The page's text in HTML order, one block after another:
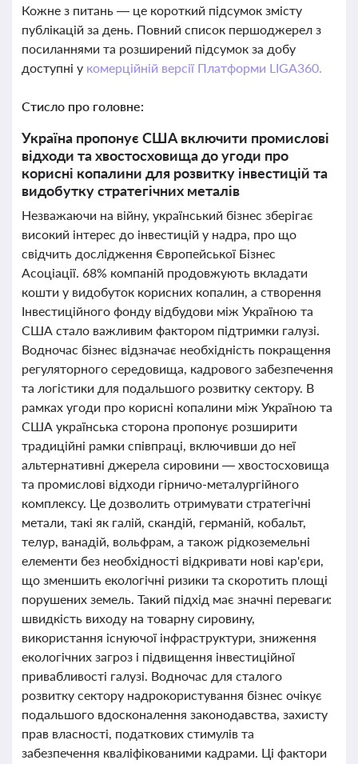
Кожне з питань — це короткий підсумок змісту
публікацій за день. Повний список першоджерел з
посиланнями та розширений підсумок за добу
доступні у комерційній версії Платформи LIGA360.
Стисло про головне:
Україна пропонує США включити промислові
відходи та хвостосховища до угоди про
корисні копалини для розвитку інвестицій та
видобутку стратегічних металів
Незважаючи на війну, український бізнес зберігає
високий інтерес до інвестицій у надра, про що
свідчить дослідження Європейської Бізнес
Асоціації. 68% компаній продовжують вкладати
кошти у видобуток корисних копалин, а створення
Інвестиційного фонду відбудови між Україною та
США стало важливим фактором підтримки галузі.
Водночас бізнес відзначає необхідність покращення
регуляторного середовища, кадрового забезпечення
та логістики для подальшого розвитку сектору. В
рамках угоди про корисні копалини між Україною та
США українська сторона пропонує розширити
традиційні рамки співпраці, включивши до неї
альтернативні джерела сировини — хвостосховища
та промислові відходи гірничо-металургійного
комплексу. Це дозволить отримувати стратегічні
метали, такі як галій, скандій, германій, кобальт,
телур, ванадій, вольфрам, а також рідкоземельні
елементи без необхідності відкривати нові кар'єри,
що зменшить екологічні ризики та скоротить площі
порушених земель. Такий підхід має значні переваги:
швидкість виходу на товарну сировину,
використання існуючої інфраструктури, зниження
екологічних загроз і підвищення інвестиційної
привабливості галузі. Водночас для сталого
розвитку сектору надрокористування бізнес очікує
подальшого вдосконалення законодавства, захисту
прав власності, податкових стимулів та
забезпечення кваліфікованими кадрами. Ці фактори